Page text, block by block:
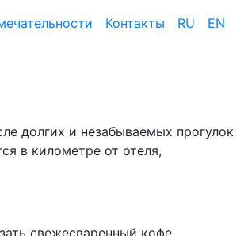
Контакты RU EN
долгих и незабываемых прогулок
в километре от отеля,
свежесваренный кофе